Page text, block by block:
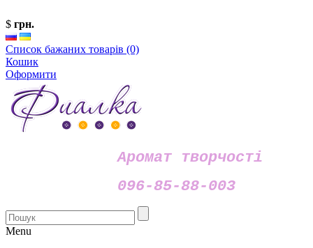
$ грн.
Список бажаних товарів (0)
Кошик
Оформити
Аромат творчості
096-85-88-003
Menu